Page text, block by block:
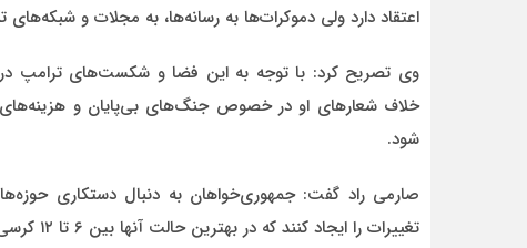
اعتقاد دارد ولی دموکرات‌ها به رسانه‌ها، به مجلات و
وی تصریح کرد: با توجه به این فضا و شکست‌های ترامپ
خلاف شعارهای او در خصوص جنگ‌های بی‌پایان و هزینه‌های
شود.
صارمی راد گفت: جمهوری‌خواهان به دنبال دستکاری
تغییرات را ایجاد کنند که در بهترین حالت آنها بین ۶ تا ۱۲ کرسی را به دست خواهند آورد.